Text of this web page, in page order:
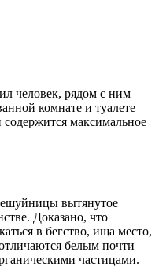
человек, рядом с ним
комнате и туалете
максимальное
вытянутое
Доказано, что
в бегство, ища место,
белым почти
частицами.